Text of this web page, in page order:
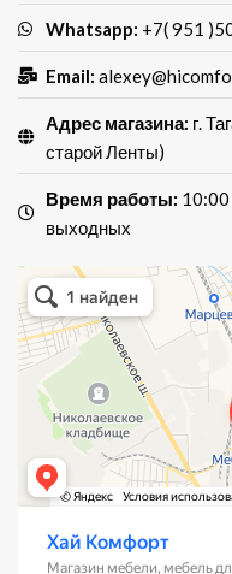
Whatsapp: +7( 951
Email:
Адрес магазина: г.
старой Ленты)
Время работы: 10:00
выходных
Хай Комфорт
Магазин мебели в Таганроге
Мебель для кухни в Таганроге